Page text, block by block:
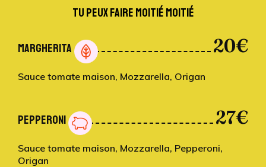
TU PEUX FAIRE MOITIÉ MOITIÉ
MARGHERITA 20€
Sauce tomate maison, Mozzarella, Origan
PEPPERONI 27€
Sauce tomate maison, Mozzarella, Pepperoni,
Origan